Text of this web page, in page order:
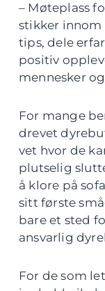
– Møteplass
stikker innom
tips, dele
positiv
mennesker
For mange
drevet
vet hvor de
plutselig
å klore på
sitt første
bare et sted
ansvarlig
For de som